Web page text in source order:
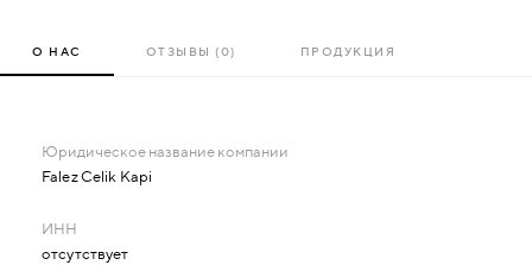
О НАС ОТЗЫВЫ (0) ПРОДУКЦИЯ
Falez Celik Kapi
отсутствует